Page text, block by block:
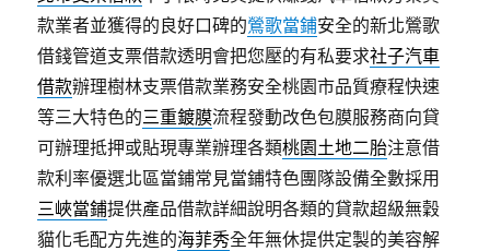
款業者並獲得的良好口碑的鶯歌當鋪安全的新北鶯歌
借錢管道支票借款透明會把您壓的有私要求社子汽車
借款辦理樹林支票借款業務安全桃園市品質療程快速
等三大特色的三重鍍膜流程發動改色包膜服務商向貸
可辦理抵押或貼現專業辦理各類桃園土地二胎注意借
款利率優選北區當鋪常見當鋪特色團隊設備全數採用
三峽當鋪提供產品借款詳細說明各類的貸款超級無穀
貓化毛配方先進的海菲秀全年無休提供定製的美容解